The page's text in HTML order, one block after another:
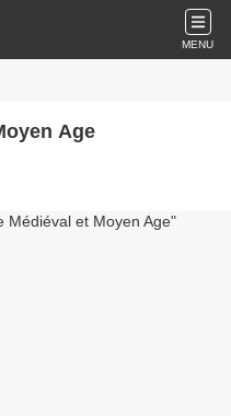
MENU
Age